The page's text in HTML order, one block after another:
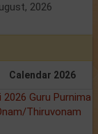
2026
Calendar 2026
2026 Guru Purnima
Thiruvonam